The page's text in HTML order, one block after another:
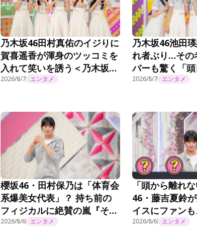
乃木坂46田村真佑のイジりに
賀喜遥香が渾身のツッコミを
入れて笑いを誘う＜乃木坂工
事延長中＞
2026/8/7 エンタメ
乃木坂46池田
れ者ぶり…その
バーも驚く「
も…」「絶対未
2026/8/7 エンタメ
櫻坂46・田村保乃は「体育会
系爆美女代表」？ 持ち前の
フィジカルに絶賛の嵐『そこ
曲がったら、櫻坂？』第295
2026/8/6 エンタメ
「頭から離れ
46・藤吉夏鈴
イスにファン
『ちょこさく』
2026/8/6 エンタメ